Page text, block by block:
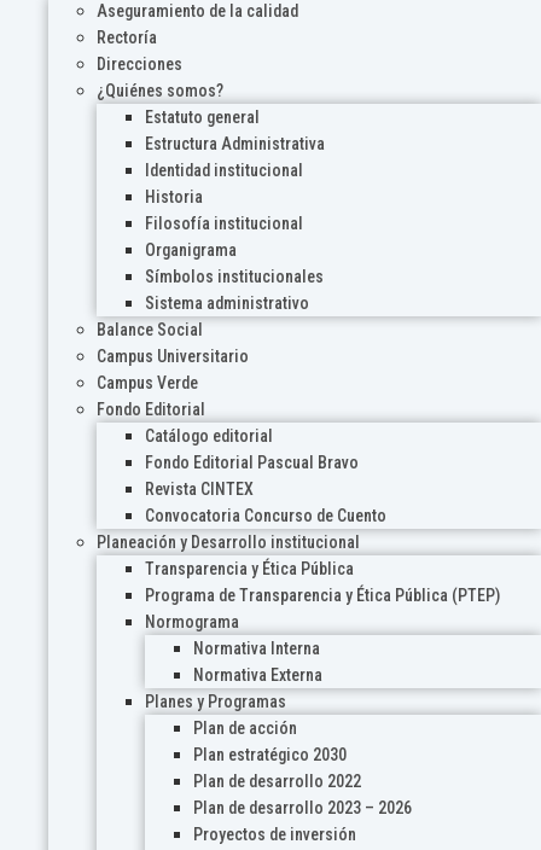
Aseguramiento de la calidad
Rectoría
Direcciones
¿Quiénes somos?
Estatuto general
Estructura Administrativa
Identidad institucional
Historia
Filosofía institucional
Organigrama
Símbolos institucionales
Sistema administrativo
Balance Social
Campus Universitario
Campus Verde
Fondo Editorial
Catálogo editorial
Fondo Editorial Pascual Bravo
Revista CINTEX
Convocatoria Concurso de Cuento
Planeación y Desarrollo institucional
Transparencia y Ética Pública
Programa de Transparencia y Ética Pública (PTEP)
Normograma
Normativa Interna
Normativa Externa
Planes y Programas
Plan de acción
Plan estratégico 2030
Plan de desarrollo 2022
Plan de desarrollo 2023 – 2026
Proyectos de inversión